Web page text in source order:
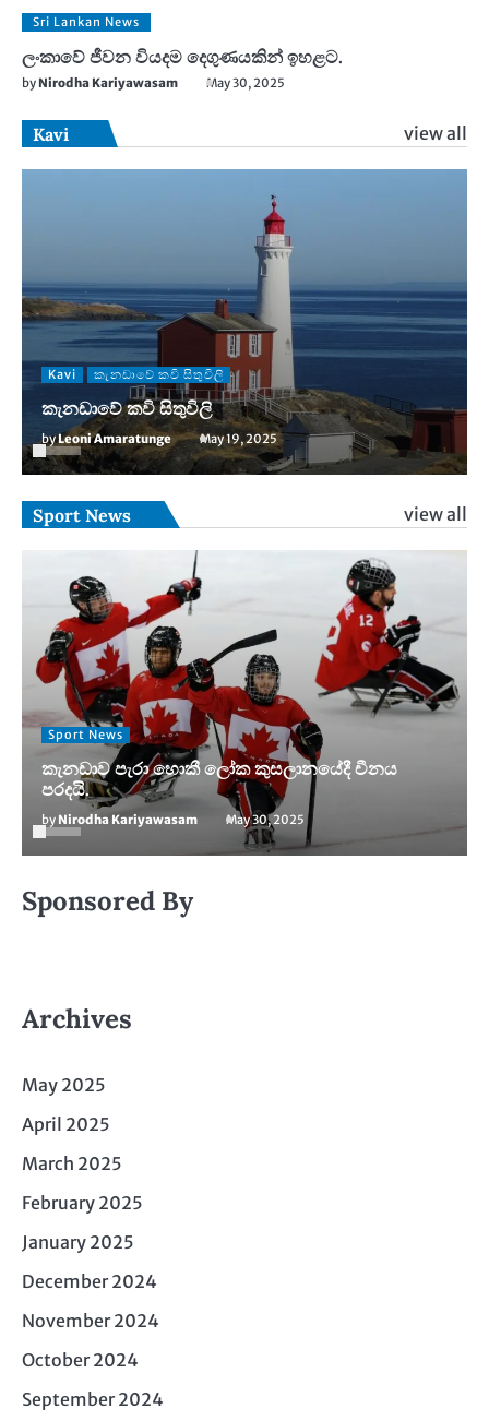
Sri Lankan News
ලංකාවේ ජීවන වියදම දෙගුණයකින් ඉහළට.
by Nirodha Kariyawasam May 30, 2025
Kavi view all
Kavi කැනඩාවේ කවි සිතුවිලි
කැනඩාවේ කවි සිතුවිලි
byLeoni Amaratunge May 19, 2025
Sport News view all
Sport News
කැනඩාව පැරා හොකී ලෝක කුසලානයේදී චීනය
පරදයි.
by Nirodha Kariyawasam May 30, 2025
Sponsored By
Archives
May 2025
April 2025
March 2025
February 2025
January 2025
December 2024
November 2024
October 2024
September 2024